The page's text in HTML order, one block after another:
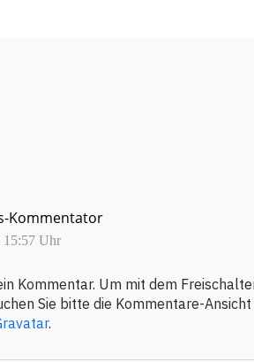
Kommentator
15:57 Uhr
Kommentar. Um mit dem
Sie bitte die Kommentare-
.